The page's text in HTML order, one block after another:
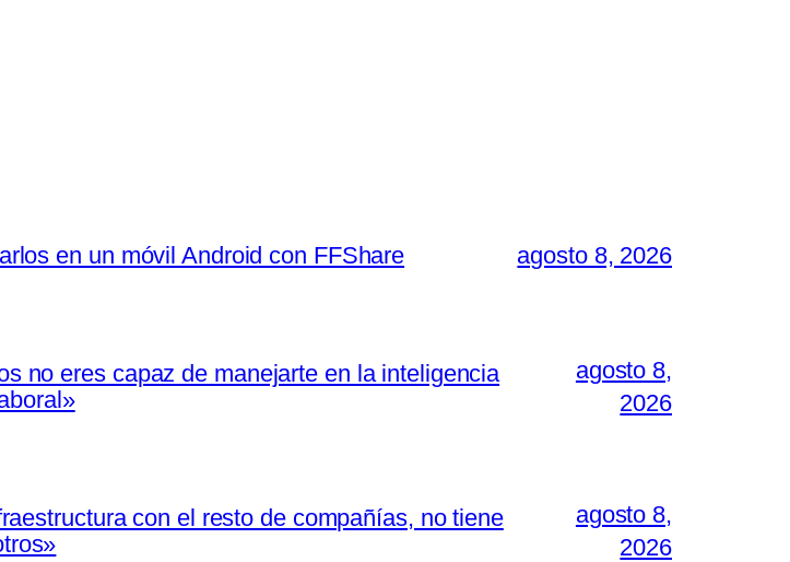
en un móvil Android con FFShare agosto 8, 2026
no eres capaz de manejarte en la inteligencia
agosto 8,
2026
con el resto de compañías, no tiene
agosto 8,
2026